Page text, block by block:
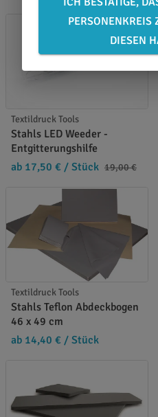
Textildruck Tools
Stahls LED Weeder -
Entgitterungshilfe
ab 17,50 € / Stück 19,00 €
Textildruck Tools
Stahls Teflon Abdeckbogen
46 x 49 cm
ab 14,40 € / Stück
PERSONENKREIS
DIESEN